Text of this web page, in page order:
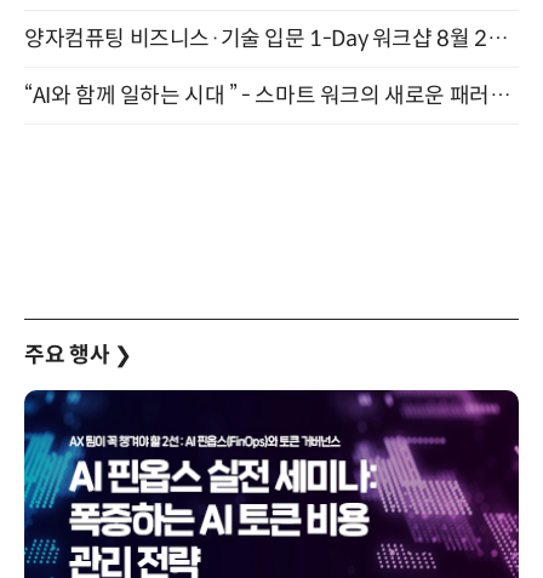
양자컴퓨팅 비즈니스·기술 입문 1-Day 워크샵 8월 28일 개최
“AI와 함께 일하는 시대 ” - 스마트 워크의 새로운 패러다임 (9/11)
주요 행사 ❯